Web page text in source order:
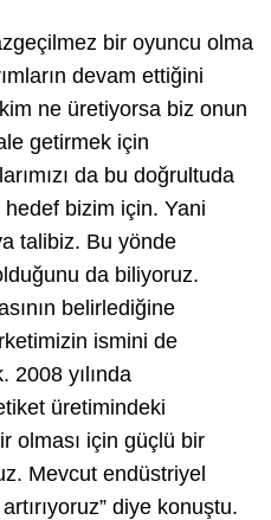
bir oyuncu olma
devam ettiğini
ne üretiyorsa biz onun
getirmek için
da bu doğrultuda
bizim için. Yani
talibiz. Bu yönde
da biliyoruz.
belirlediğine
ismini de
2008 yılında
üretimindeki
olması için güçlü bir
Mevcut endüstriyel
diye konuştu.